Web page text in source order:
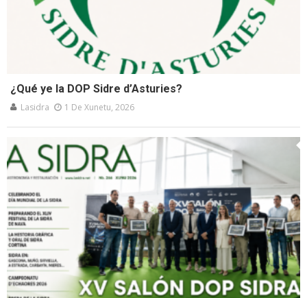
¿Qué ye la DOP Sidre d’Asturies?
Lasidra 1 De Xunetu, 2026